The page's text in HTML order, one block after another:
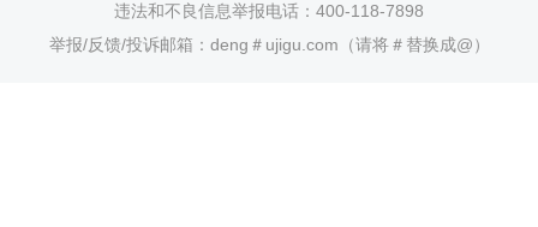
违法和不良信息举报电话：400-118-7898
举报/反馈/投诉邮箱：deng＃ujigu.com（请将＃替换成@）